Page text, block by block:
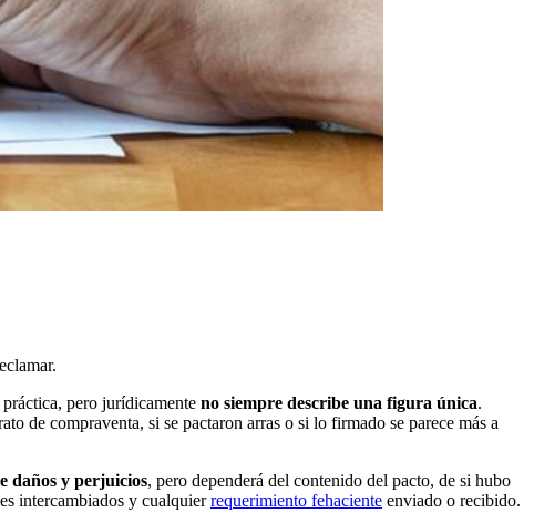
pero jurídicamente no siempre describe una figura única.
de compraventa, si se pactaron arras o si lo firmado se parece más a
daños y perjuicios, pero dependerá del contenido del pacto, de si hubo
intercambiados y cualquierrequerimiento fehaciente enviado o recibido.